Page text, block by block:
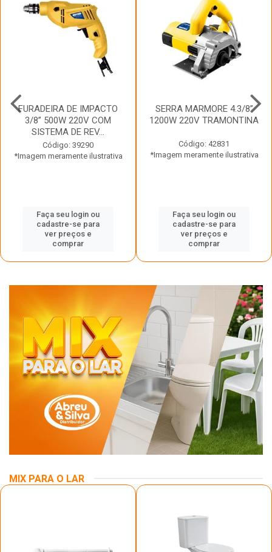
FURADEIRA DE IMPACTO
3/8” 500W 220V COM
SISTEMA DE REV...
Código: 39290
*Imagem meramente ilustrativa
Faça seu login ou
cadastre-se para
ver preços e
comprar
SERRA MARMORE 4.3/8”
1200W 220V TRAMONTINA
Código: 42831
*Imagem meramente ilustrativa
Faça seu login ou
cadastre-se para
ver preços e
comprar
MIX PARA O LAR